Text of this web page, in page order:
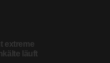
extreme
läuft